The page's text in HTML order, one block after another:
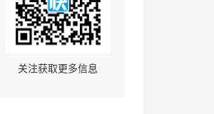
关注获取更多信息